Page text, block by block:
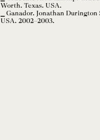
Worth. Texas. USA.
Ganador. Jonathan
USA. 2002–2003.